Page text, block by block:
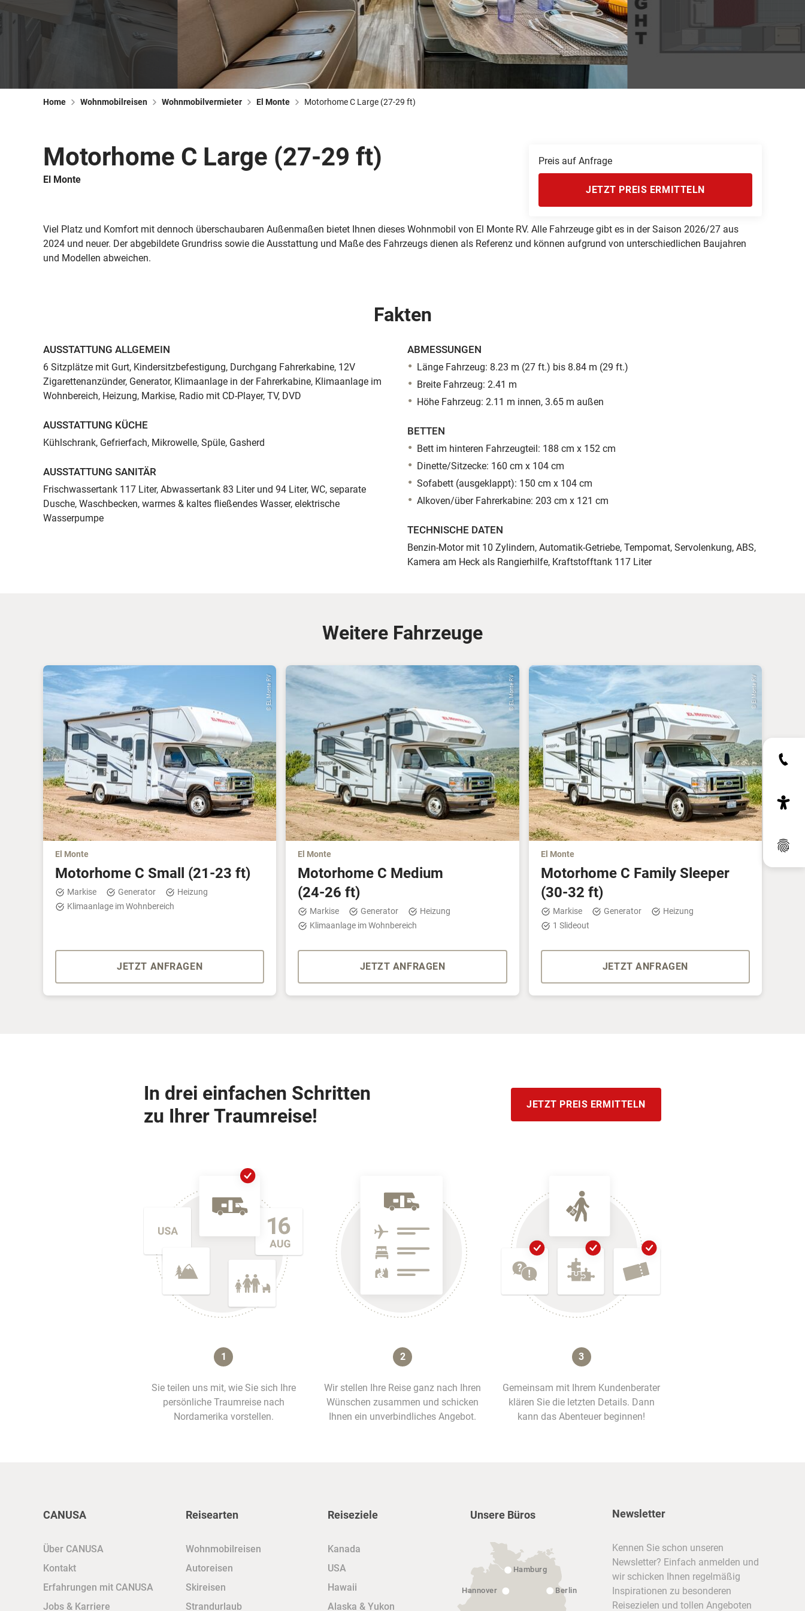
© ShaneMyersPhoto
Hawaii
© Shutterstock
Alaska & Yukon
Busreisen
© Chris Frey
Skireisen
© Shutterstock-06pho...
Weitere Leistungen
Routen­vorschläge
© Swissmediavision/ ...
CANUSA-Magazin
Reisebüro-Service
Über uns Häufig gestellte Fragen
Home Wohnmobilreisen Wohnmobilvermieter El Monte Motorhome C Large (27-29 ft)
Motorhome C Large (27-29 ft)
El Monte
Preis auf Anfrage
JETZT PREIS ERMITTELN
Viel Platz und Komfort mit dennoch überschaubaren Außenmaßen bietet Ihnen dieses Wohnmobil von El Monte RV. Alle Fahrzeuge gibt es in der Saison 2026/27 aus
2024 und neuer. Der abgebildete Grundriss sowie die Ausstattung und Maße des Fahrzeugs dienen als Referenz und können aufgrund von unterschiedlichen Baujahren
und Modellen abweichen.
Fakten
AUSSTATTUNG ALLGEMEIN
6 Sitzplätze mit Gurt, Kindersitzbefestigung, Durchgang Fahrerkabine, 12V
Zigarettenanzünder, Generator, Klimaanlage in der Fahrerkabine, Klimaanlage im
Wohnbereich, Heizung, Markise, Radio mit CD-Player, TV, DVD
AUSSTATTUNG KÜCHE
Kühlschrank, Gefrierfach, Mikrowelle, Spüle, Gasherd
AUSSTATTUNG SANITÄR
Frischwassertank 117 Liter, Abwassertank 83 Liter und 94 Liter, WC, separate
Dusche, Waschbecken, warmes & kaltes fließendes Wasser, elektrische
Wasserpumpe
ABMESSUNGEN
Länge Fahrzeug: 8.23 m (27 ft.) bis 8.84 m (29 ft.)
Breite Fahrzeug: 2.41 m
Höhe Fahrzeug: 2.11 m innen, 3.65 m außen
BETTEN
Bett im hinteren Fahrzeugteil: 188 cm x 152 cm
Dinette/Sitzecke: 160 cm x 104 cm
Sofabett (ausgeklappt): 150 cm x 104 cm
Alkoven/über Fahrerkabine: 203 cm x 121 cm
TECHNISCHE DATEN
Benzin-Motor mit 10 Zylindern, Automatik-Getriebe, Tempomat, Servolenkung, ABS,
Kamera am Heck als Rangierhilfe, Kraftstofftank 117 Liter
Weitere Fahrzeuge
© EL Monte RV
El Monte
Motorhome C Small (21-23 ft)
Markise Generator
Heizung
Klimaanlage im Wohnbereich
JETZT ANFRAGEN
© EL Monte RV
El Monte
Motorhome C Medium
(24-26 ft)
Markise Generator
Heizung
Klimaanlage im Wohnbereich
JETZT ANFRAGEN
© El Monte RV
El Monte
Motorhome C Family Sleeper
(30-32 ft)
Markise Generator
Heizung
1 Slideout
JETZT ANFRAGEN
In drei einfachen Schritten
zu Ihrer Traumreise!
JETZT PREIS ERMITTELN
1
Sie teilen uns mit, wie Sie sich Ihre
persönliche Traumreise nach
Nordamerika vorstellen.
2
Wir stellen Ihre Reise ganz nach Ihren
Wünschen zusammen und schicken
Ihnen ein unverbindliches Angebot.
3
Gemeinsam mit Ihrem Kundenberater
klären Sie die letzten Details. Dann
kann das Abenteuer beginnen!
CANUSA
Über CANUSA
Kontakt
Erfahrungen mit CANUSA
Jobs & Karriere
Reisearten
Wohnmobilreisen
Autoreisen
Skireisen
Strandurlaub
Reiseziele
Kanada
USA
Hawaii
Alaska & Yukon
Unsere Büros
Hamburg
Hannover Berlin
Newsletter
Kennen Sie schon unseren
Newsletter? Einfach anmelden und
wir schicken Ihnen regelmäßig
Inspirationen zu besonderen
Reisezielen und tollen Angeboten